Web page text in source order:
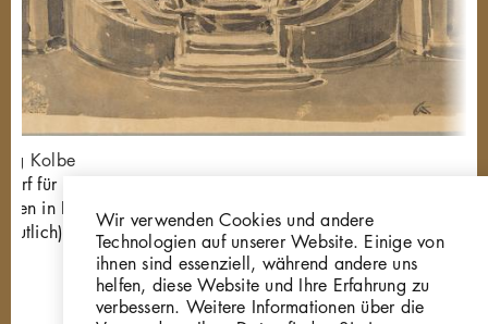
Kolbe
für einen
in BingerbrückWir verwenden Cookies und andere
Technologien auf unserer Website. Einige von
ihnen sind essenziell, während andere uns
helfen, diese Website und Ihre Erfahrung zu
verbessern. Weitere Informationen über die